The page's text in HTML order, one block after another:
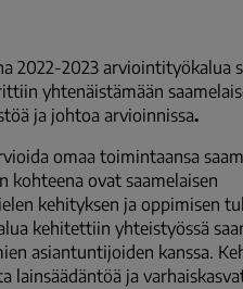
2022-2023 arviointityökalua
yhtenäistämään
ja johtoa arvioinnissa.
omaa toimintaansa
kohteena ovat saamelaisen
kehityksen ja oppimisen
kehitettiin yhteistyössä
asiantuntijoiden kanssa.
ja